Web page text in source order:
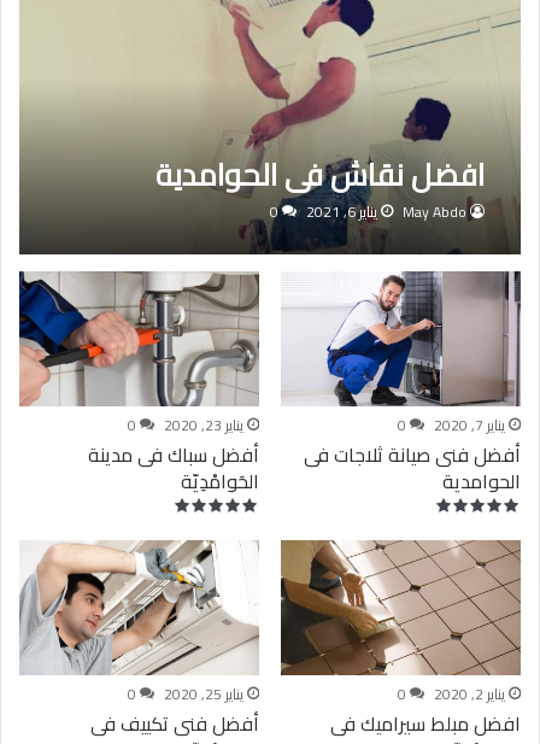
افضل نقاش فى الحوامدية
May Abdo يناير 6, 2021 0
يناير 7, 2020 0
أفضل فنى صيانة ثلاجات فى
الحوامدية
يناير 23, 2020 0
أفضل سباك فى مدينة
الحَوامْدِيّة
يناير 2, 2020 0
افضل مبلط سيراميك فى
يناير 25, 2020 0
أفضل فنى تكييف فى